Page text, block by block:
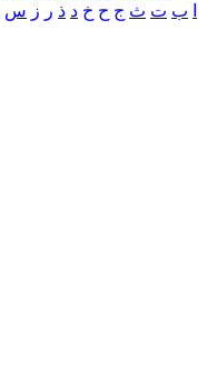
ب ت ث ج ح خ د ذ ر ز س